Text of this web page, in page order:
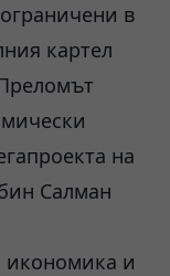
в
картел
на
Салман
икономика и